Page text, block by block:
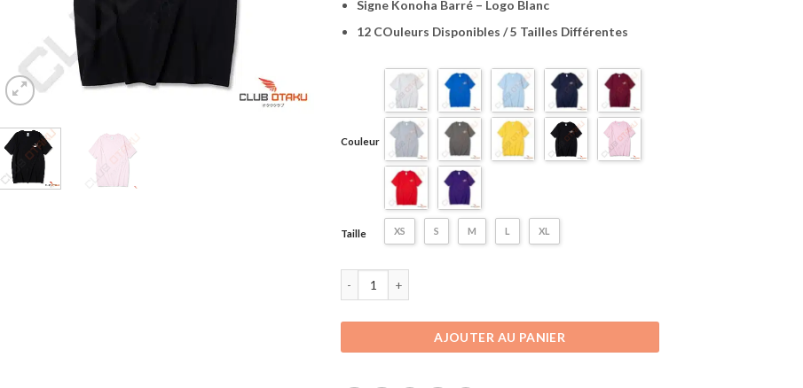
Signe Konoha Barré – Logo Blanc
12 COuleurs Disponibles / 5 Tailles Différentes
Couleur
Taille XS S M L XL
AJOUTER AU PANIER